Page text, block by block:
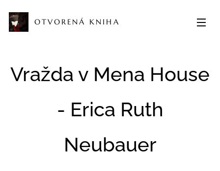
OTVORENÁ KNIHA
Vražda v Mena House
- Erica Ruth
Neubauer